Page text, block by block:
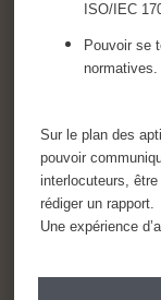
ISO/IEC
Pouvoir se
normatives.
Sur le plan des
pouvoir
interlocuteurs, être
rédiger un rapport.
Une expérience